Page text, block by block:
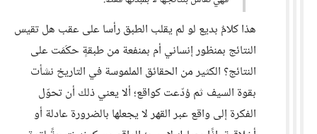
هذا كلامٌ بديع لو لم يقلب الطبق رأسا على عقب هل تقيس
النتائج بمنظور إنساني أم بمنفعة من طبقةٍ حكَمَت على
النتائج؟ الكثير من الحقائق الملموسة في التاريخ نشأت
بقوة السيف ثم وُدّعت كواقع؛ ألا يعني ذلك أن تحوّل
الفكرة إلى واقع عبر القهر لا يجعلها بالضرورة عادلة أو